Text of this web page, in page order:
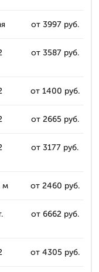
от 3997 руб.
от 3587 руб.
от 1400 руб.
от 2665 руб.
от 3177 руб.
м от 2460 руб.
от 6662 руб.
от 4305 руб.